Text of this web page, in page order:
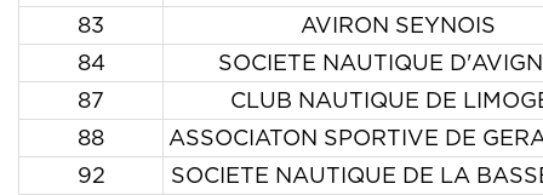
83
AVIRON SEYNOIS
84
SOCIETE NAUTIQUE
87
CLUB NAUTIQUE DE
88
ASSOCIATON SPORTIVE DE
92
SOCIETE NAUTIQUE DE LA